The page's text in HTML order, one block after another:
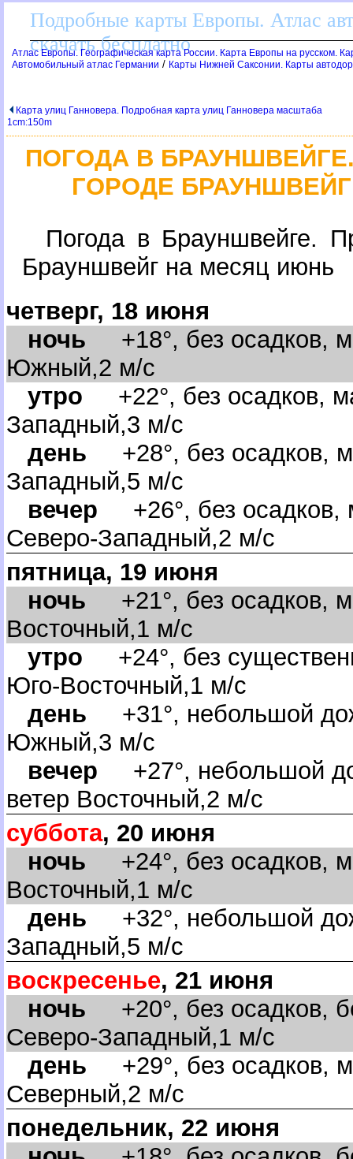
Подробные карты Европы. Атлас
скачать бесплатно
Атлас Европы. Географическая карта России. Карта Европы на русском.
Автомобильный атлас Германии / Карты Нижней Саксонии. Карты
Карта улиц Ганновера. Подробная карта улиц Ганновера масштаба
1cm:150m
ПОГОДА В
ГОРОДЕ
Погода в Брауншвейге.
Брауншвейг на месяц июнь
четверг, 18 июня
ночь +18°, без осадков,
Южный,2 м/с
утро +22°, без осадков,
Западный,3 м/с
день +28°, без осадков,
Западный,5 м/с
ечер +26°, без осадков,
Северо-Западный,2 м/с
пятница, 19 июня
ночь +21°, без осадков,
осточный,1 м/с
утро +24°, без
Юго-Восточный,1 м/с
день +31°, небольшой
Южный,3 м/с
ечер +27°, небольшой
етер Восточный,2 м/с
суббота, 20 июня
ночь +24°, без осадков,
осточный,1 м/с
день +32°, небольшой
Западный,5 м/с
оскресенье, 21 июня
ночь +20°, без осадков,
Северо-Западный,1 м/с
день +29°, без осадков,
Северный,2 м/с
понедельник, 22 июня